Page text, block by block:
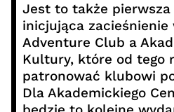
Jest to także
inicjująca zacieśnienie
Adventure Club a
Kultury, które od tego
patronować klubowi
Dla Akademickiego